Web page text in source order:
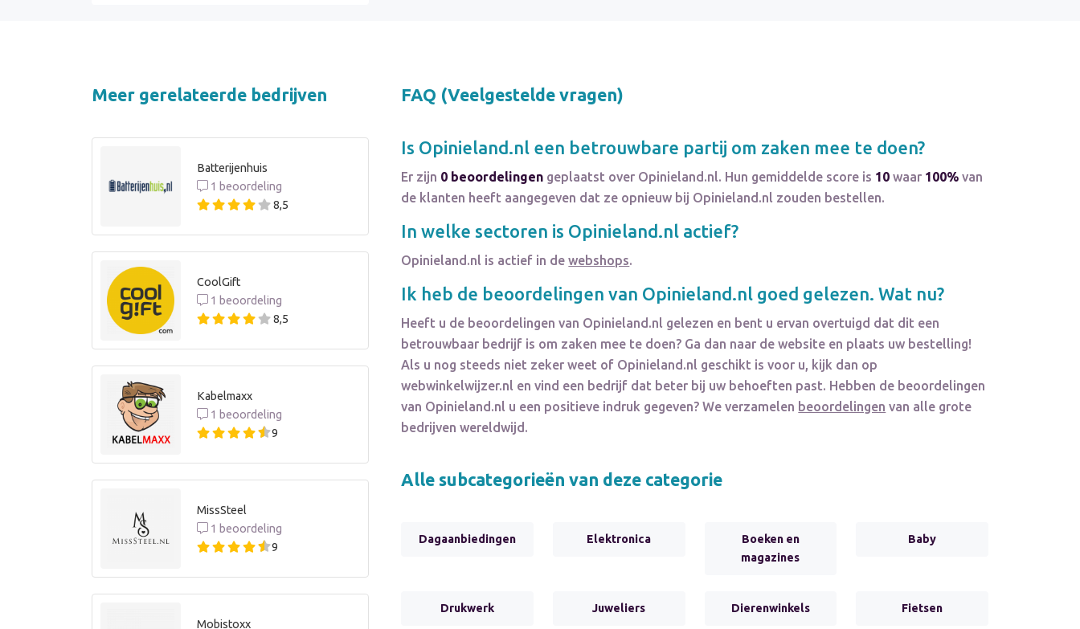
Meer gerelateerde bedrijven
Batterijenhuis
1 beoordeling
8,5
CoolGift
1 beoordeling
8,5
Kabelmaxx
1 beoordeling
9
MissSteel
1 beoordeling
9
Mobistoxx
FAQ (Veelgestelde vragen)
Is Opinieland.nl een betrouwbare partij om zaken mee te doen?
Er zijn 0 beoordelingen geplaatst over Opinieland.nl. Hun gemiddelde score is 10 waar 100% van
de klanten heeft aangegeven dat ze opnieuw bij Opinieland.nl zouden bestellen.
In welke sectoren is Opinieland.nl actief?
Opinieland.nl is actief in dewebshops.
Ik heb de beoordelingen van Opinieland.nl goed gelezen. Wat nu?
Heeft u de beoordelingen van Opinieland.nl gelezen en bent u ervan overtuigd dat dit een
betrouwbaar bedrijf is om zaken mee te doen? Ga dan naar de website en plaats uw bestelling!
Als u nog steeds niet zeker weet of Opinieland.nl geschikt is voor u, kijk dan op
webwinkelwijzer.nl en vind een bedrijf dat beter bij uw behoeften past. Hebben de beoordelingen
van Opinieland.nl u een positieve indruk gegeven? We verzamelen beoordelingen van alle grote
bedrijven wereldwijd.
Alle subcategorieën van deze categorie
Dagaanbiedingen Elektronica
Boeken en
magazines
Baby
Drukwerk Juweliers Dierenwinkels Fietsen